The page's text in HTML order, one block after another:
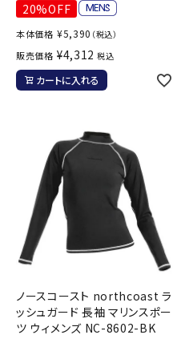
特定商取引法
プライバシーポリシー
20%OFF
本体価格 ¥5,390 （税込）
販売価格 ¥4,312 税込
カートに入れる
ノースコースト northcoast ラ
ッシュガード 長袖 マリンスポー
ツ ウィメンズ NC-8602-BK